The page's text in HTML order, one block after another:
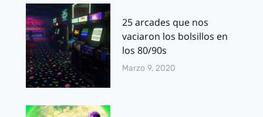
25 arcades que nos
vaciaron los bolsillos en
los 80/90s
Marzo 9, 2020